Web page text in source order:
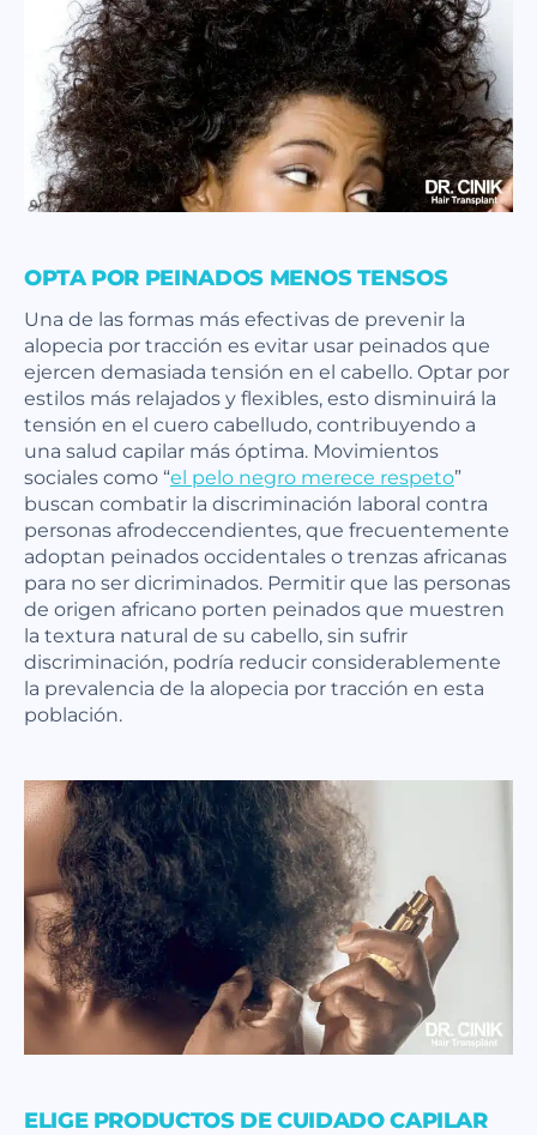
OPTA POR PEINADOS MENOS TENSOS
Una de las formas más efectivas de prevenir la
alopecia por tracción es evitar usar peinados que
ejercen demasiada tensión en el cabello. Optar por
estilos más relajados y flexibles, esto disminuirá la
tensión en el cuero cabelludo, contribuyendo a
una salud capilar más óptima. Movimientos
sociales como “el pelo negro merece respeto”
buscan combatir la discriminación laboral contra
personas afrodeccendientes, que frecuentemente
adoptan peinados occidentales o trenzas africanas
para no ser dicriminados. Permitir que las personas
de origen africano porten peinados que muestren
la textura natural de su cabello, sin sufrir
discriminación, podría reducir considerablemente
la prevalencia de la alopecia por tracción en esta
población.
ELIGE PRODUCTOS DE CUIDADO CAPILAR